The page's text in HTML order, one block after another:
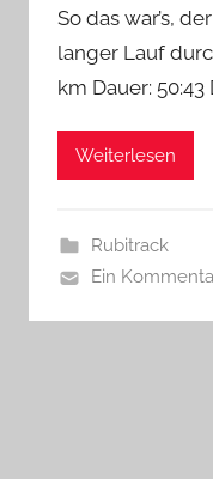
So das war’s,
langer Lauf
km Dauer:
Weiterlesen
Rubitrack
Ein